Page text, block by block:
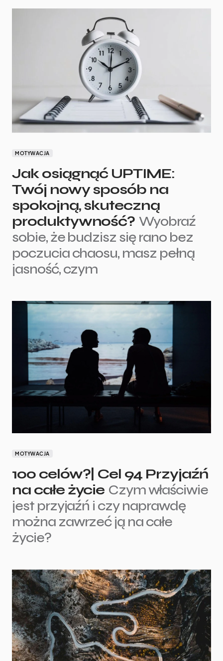
MOTYWACJA
Jak osiągnąć UPTIME:
Twój nowy sposób na
spokojną, skuteczną
produktywność? Wyobraź
sobie, że budzisz się rano bez
poczucia chaosu, masz pełną
jasność, czym
MOTYWACJA
100 celów?| Cel 94 Przyjaźń
na całe życie Czym właściwie
jest przyjaźń i czy naprawdę
można zawrzeć ją na całe
życie?